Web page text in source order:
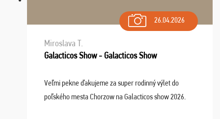
26.04.2026
Miroslava T.
Galacticos Show - Galacticos Show
Veľmi pekne ďakujeme za super rodinný výlet do
poľského mesta Chorzow na Galacticos show 2026.